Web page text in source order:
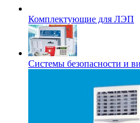
Комплектующие для ЛЭП
Системы безопасности и